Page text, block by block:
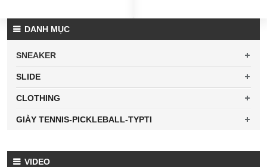
DANH MỤC
SNEAKER
SLIDE
CLOTHING
GIÀY TENNIS-PICKLEBALL-TYPTI
VIDEO